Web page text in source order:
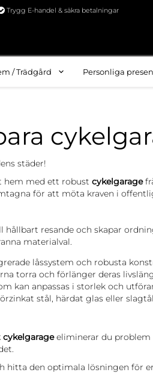
Trygg E-handel & säkra betalningar
/ Trädgård Personliga
städer!
hem med ett robust cykelgarage
för att möta kraven i
resande och skapar
materialval.
låssystem och robusta
torra och förlänger deras
kan anpassas i storlek och
stål, härdat glas eller
cykelgarageeliminerar du problem
hitta den optimala lösningen för